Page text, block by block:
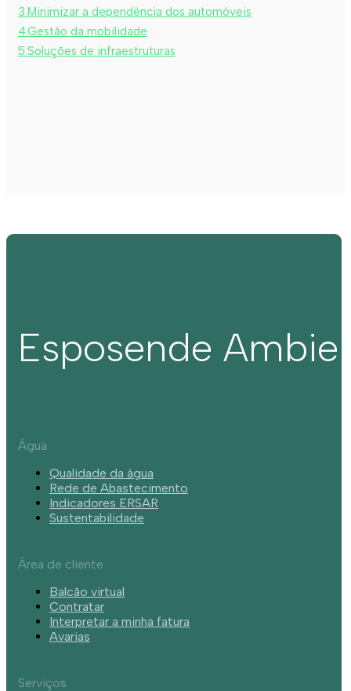
3.Minimizar a dependência dos automóveis
4.Gestão da mobilidade
5.Soluções de infraestruturas
Esposende
Água
Qualidade da água
Rede de Abastecimento
Indicadores ERSAR
Sustentabilidade
Área de cliente
Balcão virtual
Contratar
Interpretar a minha fatura
Avarias
Serviços